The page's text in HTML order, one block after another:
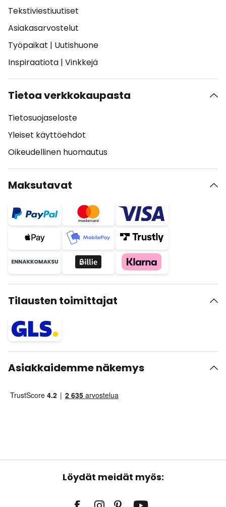
Tekstiviestiuutiset
Asiakasarvostelut
Työpaikat | Uutishuone
Inspiraatiota | Vinkkejä
Tietoa verkkokaupasta
Tietosuojaseloste
Yleiset käyttöehdot
Oikeudellinen huomautus
Maksutavat
Tilausten toimittajat
Asiakkaidemme näkemys
Löydät meidät myös: